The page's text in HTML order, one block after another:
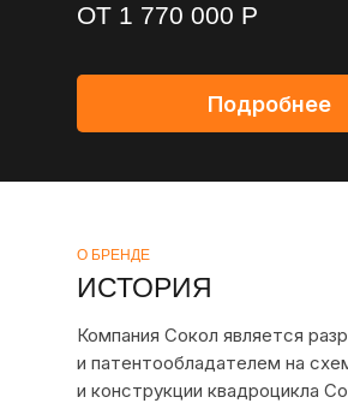
Подробнее
ОТ 1 770 000 Р
ИСТОРИЯ
Компания Сокол является
и патентообладателем на
и конструкции квадроцикла
О БРЕНДЕ